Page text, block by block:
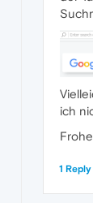
ich
1 Reply